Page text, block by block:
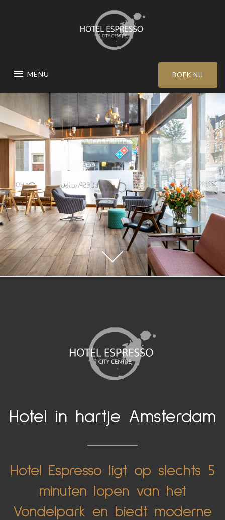
BOEK NU
MENU
Hotel in hartje Amsterdam
Hotel Espresso ligt op slechts 5
minuten lopen van het
Vondelpark en biedt moderne